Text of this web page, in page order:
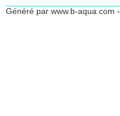
Généré par www.b-aqua.com